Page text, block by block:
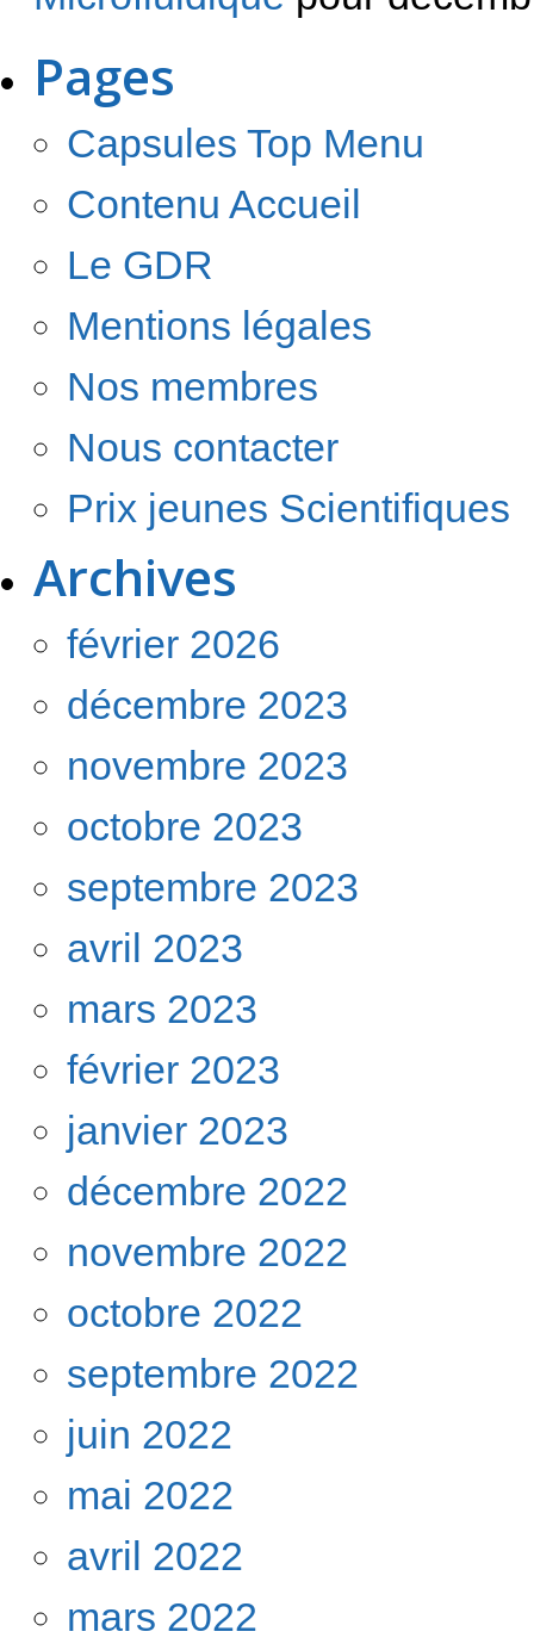
Pages
Capsules Top Menu
Contenu Accueil
Le GDR
Mentions légales
Nos membres
Nous contacter
Prix jeunes Scientifiques
Archives
février 2026
décembre 2023
novembre 2023
octobre 2023
septembre 2023
avril 2023
mars 2023
février 2023
janvier 2023
décembre 2022
novembre 2022
octobre 2022
septembre 2022
juin 2022
mai 2022
avril 2022
mars 2022